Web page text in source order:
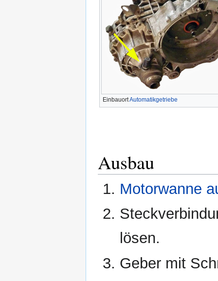
EinbauortAutomatikgetriebe
Ausbau
Motorwanne
lösen.
Geber mit